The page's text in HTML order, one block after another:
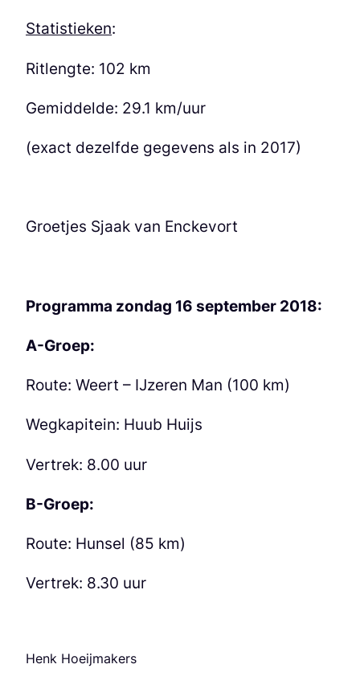
Statistieken:
Ritlengte: 102 km
Gemiddelde: 29.1 km/uur
(exact dezelfde gegevens als in 2017)
Groetjes Sjaak van Enckevort
Programma zondag 16 september 2018:
A-Groep:
Route: Weert – IJzeren Man (100 km)
Wegkapitein: Huub Huijs
Vertrek: 8.00 uur
B-Groep:
Route: Hunsel (85 km)
Vertrek: 8.30 uur
Henk Hoeijmakers